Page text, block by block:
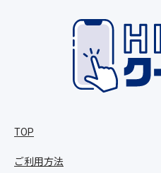
TOP
ご利用方法